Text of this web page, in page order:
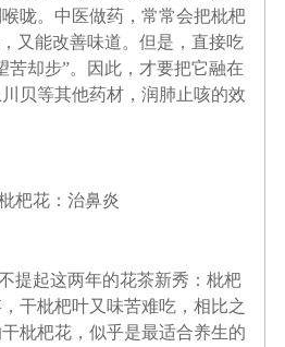
咙。中医做药，常常会把枇杷
又能改善味道。但是，直接吃
苦却步”。因此，才要把它融在
贝等其他药材，润肺止咳的效
杷花：治鼻炎
提起这两年的花茶新秀：枇杷
干枇杷叶又味苦难吃，相比之
枇杷花，似乎是最适合养生的